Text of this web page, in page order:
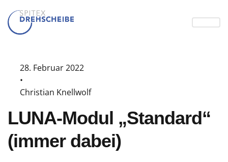
28. Februar 2022
•
Christian Knellwolf
LUNA-Modul „Standard“
(immer dabei)